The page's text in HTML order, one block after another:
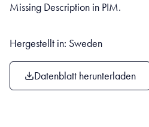
Missing Description in PIM.
Hergestellt in: Sweden
Datenblatt herunterladen